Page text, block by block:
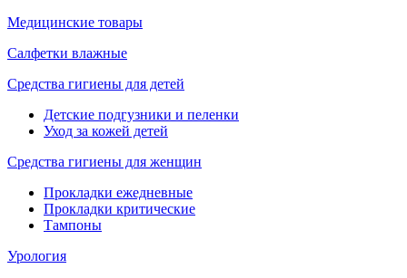
Медицинские товары
Салфетки влажные
Средства гигиены для детей
Детские подгузники и пеленки
Уход за кожей детей
Средства гигиены для женщин
Прокладки ежедневные
Прокладки критические
Тампоны
Урология